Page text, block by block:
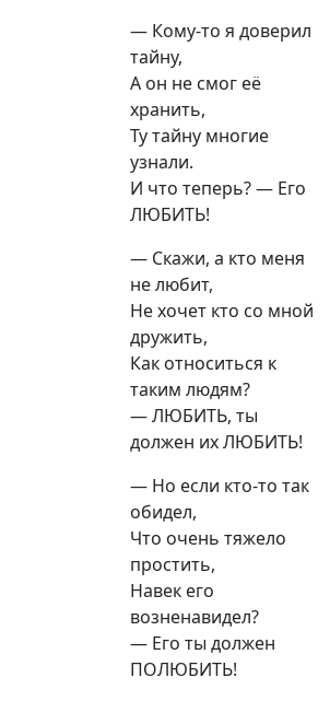
— Кому-то я доверил
тайну,
А он не смог её
хранить,
Ту тайну многие
узнали.
И что теперь? — Его
ЛЮБИТЬ!
— Скажи, а кто меня
не любит,
Не хочет кто со мной
дружить,
Как относиться к
таким людям?
— ЛЮБИТЬ, ты
должен их ЛЮБИТЬ!
— Но если кто-то так
обидел,
Что очень тяжело
простить,
Навек его
возненавидел?
— Его ты должен
ПОЛЮБИТЬ!